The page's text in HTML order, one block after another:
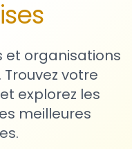
et organisations
votre
explorez les
meilleures